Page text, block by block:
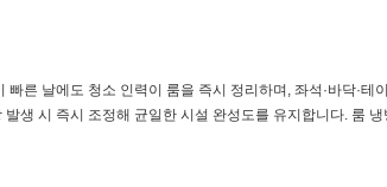
른 날에도 청소 인력이 룸을 즉시 정리하며, 좌석·바닥·테
생 시 즉시 조정해 균일한 시설 완성도를 유지합니다. 룸